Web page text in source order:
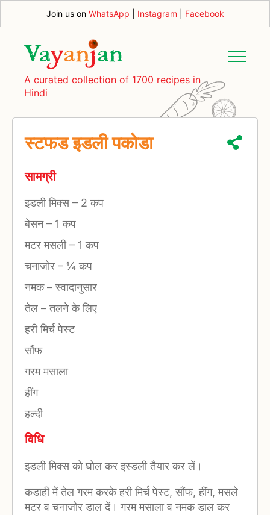
Join us on WhatsApp Instagram Facebook
A curated collection of 1700 recipes in
Hindi
स्टफड इडली पकोडा
सामग्री
इडली मिक्स– 2 कप
बेसन– 1 कप
मटर मसली– 1 कप
चनाजोर – ¼ कप
नमक–स्वादानुसार
तेल –तलने के लिए
हरी मिर्च पेस्ट
सौंफ
गरम मसाला
हींग
हल्दी
विधि
इडली मिक्स को घोल कर इस्डली तैयार कर लें।
कडाही में तेल गरम करके हरी मिर्च पेस्ट, सौंफ, हींग, मसले
मटर व चनाजोर डाल दें। गरम मसाला व नमक डाल कर